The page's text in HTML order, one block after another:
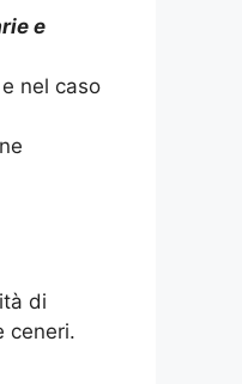
e
e nel caso
di
ceneri.